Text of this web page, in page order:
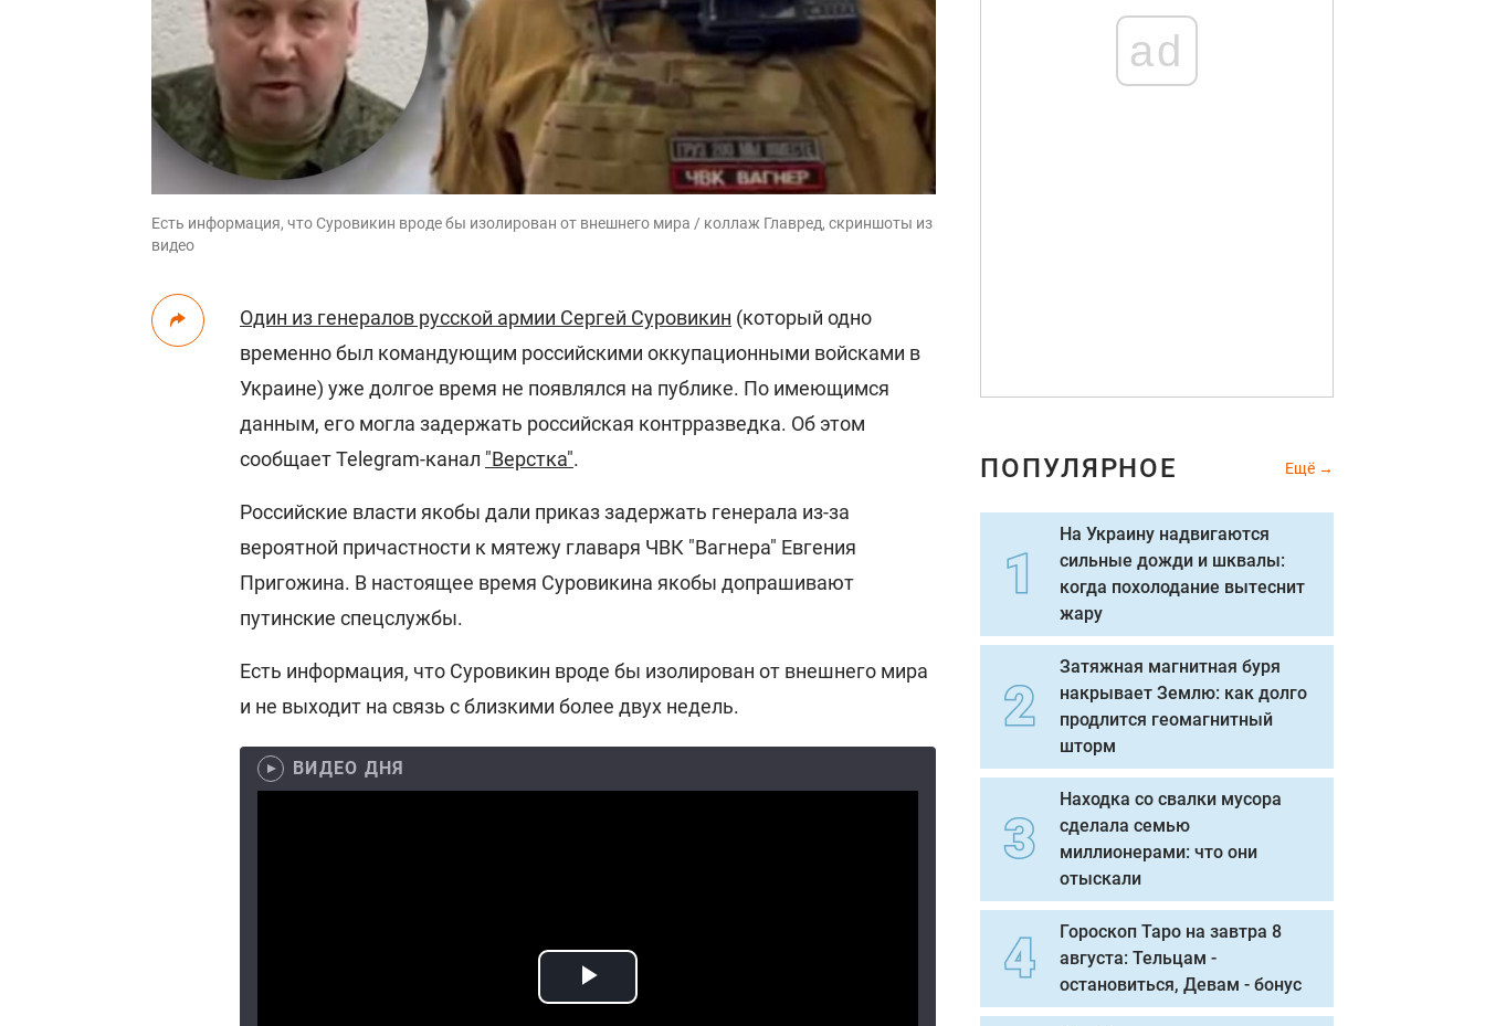
Есть информация, что Суровикин вроде бы изолирован от внешнего мира / коллаж Главред, скриншоты из
видео
Один из генералов русской армии Сергей Суровикин (который одно
временно был командующим российскими оккупационными войсками в
Украине) уже долгое время не появлялся на публике. По имеющимся
данным, его могла задержать российская контрразведка. Об этом
сообщает Telegram-канал "Верстка".
Российские власти якобы дали приказ задержать генерала из-за
вероятной причастности к мятежу главаря ЧВК "Вагнера" Евгения
Пригожина. В настоящее время Суровикина якобы допрашивают
путинские спецслужбы.
Есть информация, что Суровикин вроде бы изолирован от внешнего мира
и не выходит на связь с близкими более двух недель.
ВИДЕО ДНЯ
ad
ПОПУЛЯРНОЕ Ещё
На Украину надвигаются
сильные дожди и шквалы:
когда похолодание вытеснит
жару
Затяжная магнитная буря
накрывает Землю: как долго
продлится геомагнитный
шторм
Находка со свалки мусора
сделала семью
миллионерами: что они
отыскали
Гороскоп Таро на завтра 8
августа: Тельцам -
остановиться, Девам - бонус